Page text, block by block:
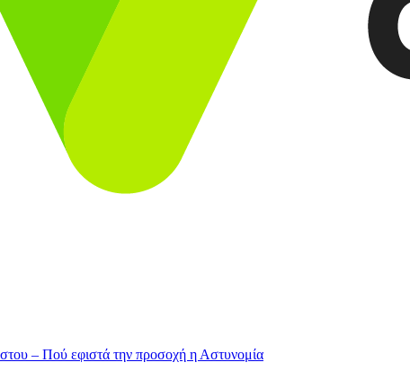
– Πού εφιστά την προσοχή η Αστυνομία